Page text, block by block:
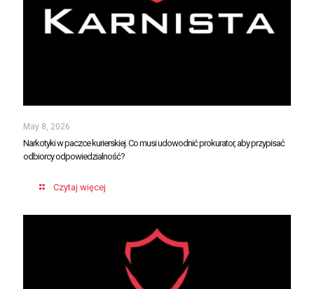
May 8, 2026
Narkotyki w paczce kurierskiej. Co musi udowodnić prokurator, aby przypisać
odbiorcy odpowiedzialność?
Czytaj więcej